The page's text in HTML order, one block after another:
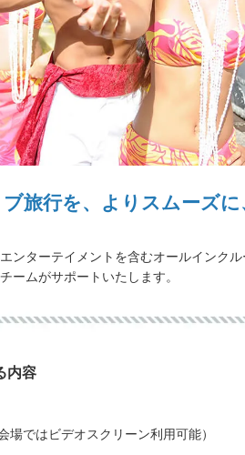
旅行を、よりスムーズに
ンターテイメントを含むオールインク
ームがサポートいたします。
内容
ではビデオスクリーン利用可能）